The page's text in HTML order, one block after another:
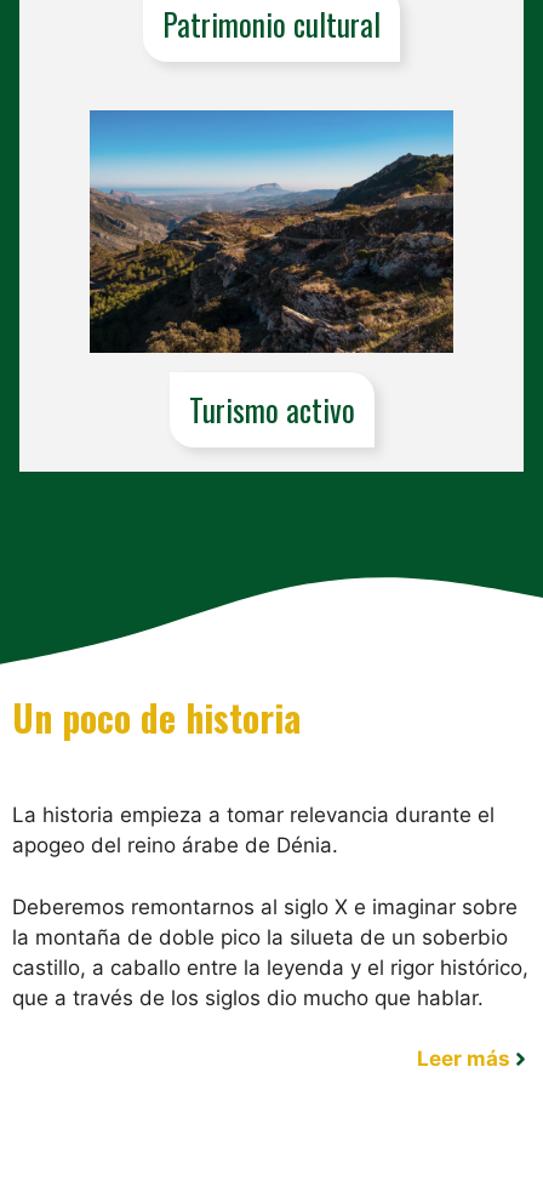
Patrimonio cultural
Turismo activo
Un poco de historia
La historia empieza a tomar relevancia durante el
apogeo del reino árabe de Dénia.
Deberemos remontarnos al siglo X e imaginar sobre
la montaña de doble pico la silueta de un soberbio
castillo, a caballo entre la leyenda y el rigor histórico,
que a través de los siglos dio mucho que hablar.
Leer más